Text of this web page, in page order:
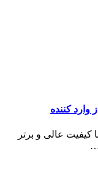
وارد کننده
کیفیت عالی و برتر
…